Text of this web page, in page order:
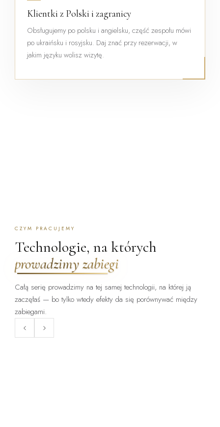
Klientki z Polski i zagranicy
Obsługujemy po polsku i angielsku, część zespołu mówi
po ukraińsku i rosyjsku. Daj znać przy rezerwacji, w
jakim języku wolisz wizytę.
CZYM PRACUJEMY
Technologie, na których
prowadzimy zabiegi
Całą serię prowadzimy na tej samej technologii, na której ją
zaczęłaś — bo tylko wtedy efekty da się porównywać między
zabiegami.
ZABIEG DOSTĘPNY:
WARSZAWA · KRAKÓW
ClearLift
Laser frakcyjny bez okresu
ZABIEG DOSTĘPNY: